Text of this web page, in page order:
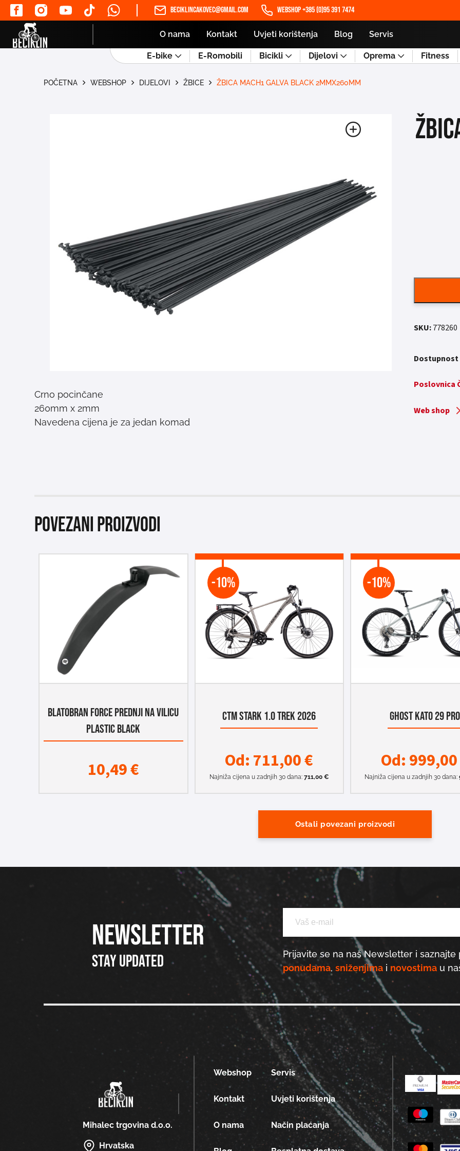
beciklincakovec@gmail.com WEBSHOP +385 (0)95 391 7474
O nama Kontakt Uvjeti korištenja Blog Servis
E-bike E-Romobili Bicikli Dijelovi Oprema Fitness
POČETNA WEBSHOP DIJELOVI ŽBICE ŽBICA MACH1 GALVA BLACK 2MMX260MM
Crno pocinčane
260mm x 2mm
Navedena cijena je za jedan komad
SKU:778260
Dostupnost
Poslovnica
Web shop
Povezani proizvodi
BLATOBRAN FORCE PREDNJI NA VILICU
PLASTIC BLACK
10,49€
-10%
CTM STARK 1.0 TREK 2026
Od:711,00€
Najniža cijena u zadnjih 30 dana: 711,00 €
-10%
GHOST KATO 29 PRO
Od:999,00
Najniža cijena u zadnjih 30 dana:
Ostali povezani proizvodi
NEWSLETTER
Stay updated
Prijavite se na naš Newsletter i
ponudama, sniženjimai novostimau
Mihalec trgovina d.o.o.
Hrvatska
Webshop
Kontakt
O nama
Servis
Uvjeti korištenja
Način plaćanja